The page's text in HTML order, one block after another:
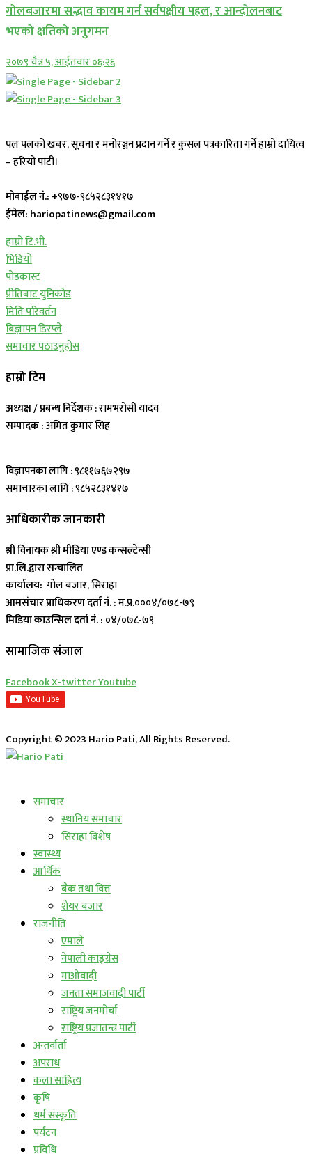
गोलबजारमा सद्भाव कायम गर्न सर्वपक्षीय पहल, र आन्दोलनबाट
भएको क्षतिको अनुगमन
२०७९ चैत्र ५, आईतवार ०६:२६
पल पलको खबर, सूचना र मनोरञ्जन प्रदान गर्ने र कुसल पत्रकारिता गर्ने हाम्रो दायित्व
– हरियो पाटी।
मोबाईल नं.: +९७७-९८५२८३१४१७
ईमेल: hariopatinews@gmail.com
हाम्रो टि.भी.
भिडियो
पोडकास्ट
प्रीतिबाट युनिकोड
मिति परिवर्तन
बिज्ञापन डिस्प्ले
समाचार पठाउनुहोस
हाम्रो टिम
अध्यक्ष / प्रबन्ध निर्देशक: रामभरोसी यादव
सम्पादक :अमित कुमार सिह
विज्ञापनका लागि : ९८११७६७२९७
समाचारका लागि : ९८५२८३१४१७
आधिकारीक जानकारी
श्री विनायक श्री मीडिया एण्ड कन्सल्टेन्सी
प्रा.लि.द्वारा सन्चालित
कार्यालय: गोल बजार, सिराहा
आमसंचार प्राधिकरण दर्ता नं. :म.प्र.०००४/०७८-७९
मिडिया काउन्सिल दर्ता नं. : ०४/०७८-७९
सामाजिक संजाल
FacebookX-twitterYoutube
Copyright © 2023 Hario Pati, All Rights Reserved.
समाचार
स्थानिय समाचार
सिराहा बिशेष
स्वास्थ्य
आर्थिक
बैंक तथा वित्त
शेयर बजार
राजनीति
एमाले
नेपाली काङ्ग्रेस
माओवादी
जनता समाजवादी पार्टी
राष्ट्रिय जनमोर्चा
राष्ट्रिय प्रजातन्त्र पार्टी
अन्तर्वार्ता
अपराध
कला साहित्य
कृषि
धर्म संस्कृति
पर्यटन
प्रविधि